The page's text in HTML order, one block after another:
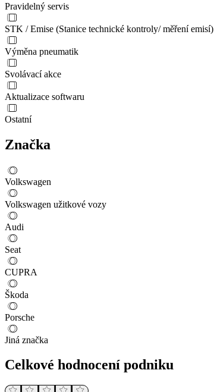
Pravidelný servis
STK / Emise (Stanice technické kontroly/ měření emisí)
Výměna pneumatik
Svolávací akce
Aktualizace softwaru
Ostatní
Značka
Volkswagen
Volkswagen užitkové vozy
Audi
Seat
CUPRA
Škoda
Porsche
Jiná značka
Celkové hodnocení podniku